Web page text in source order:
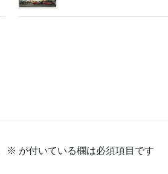
※ が付いている欄は必須項目です